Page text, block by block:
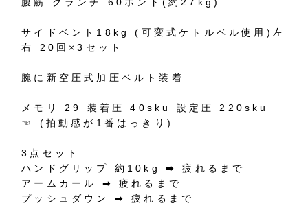
サイドベント 18kg ( 可変式ケトルベル使用 ) 左
右
20 回 ×3 セット
腕に新空圧式加圧ベルト装着
メモリ 29 装着圧 40sku 設定圧
220sku
☜
( 拍動感が 1 番はっきり )
3 点セット
ハンドグリップ
約 10kg➡︎
疲れるまで
アームカール
➡︎
疲れるまで
プッシュダウン
➡︎ 疲れるまで